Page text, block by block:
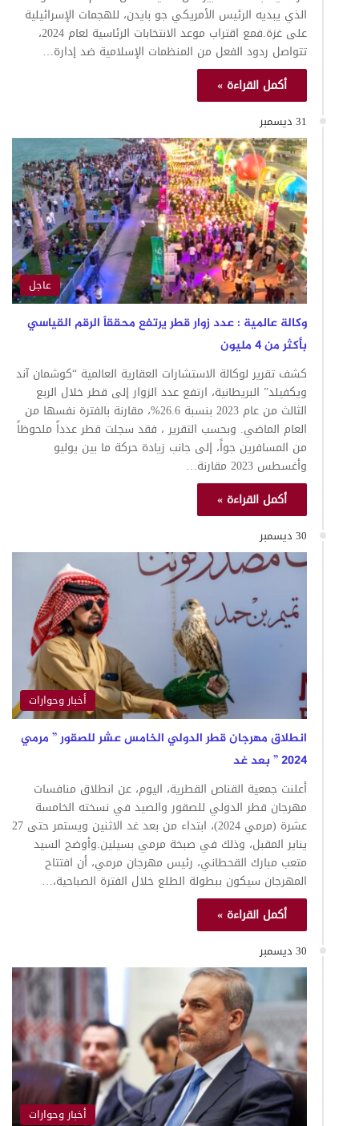
الذي يبديه الرئيس الأمريكي جو بايدن، للهجمات الإسرائيلية
على غزة.فمع اقتراب موعد الانتخابات الرئاسية لعام 2024،
تتواصل ردود الفعل من المنظمات الإسلامية ضد إدارة…
أكمل القراءة »
31 ديسمبر
عاجل
وكالة عالمية : عدد زوار قطر يرتفع محققاً الرقم القياسي
بأكثر من 4 مليون
كشف تقرير لوكالة الاستشارات العقارية العالمية “كوشمان آند
ويكفيلد” البريطانية، ارتفع عدد الزوار إلى قطر خلال الربع
الثالث من عام 2023 بنسبة 26.6%، مقارنة بالفترة نفسها من
العام الماضي. وبحسب التقرير ، فقد سجلت قطر عدداً ملحوظاً
من المسافرين جواً، إلى جانب زيادة حركة ما بين يوليو
وأغسطس 2023 مقارنة…
أكمل القراءة »
30 ديسمبر
أخبار وحوارات
انطلاق مهرجان قطر الدولي الخامس عشر للصقور ” مرمي
2024 ” بعد غد
أعلنت جمعية القناص القطرية، اليوم، عن انطلاق منافسات
مهرجان قطر الدولي للصقور والصيد في نسخته الخامسة
عشرة (مرمي 2024)، ابتداء من بعد غد الاثنين ويستمر حتى 27
يناير المقبل، وذلك في صبخة مرمي بسيلين.وأوضح السيد
متعب مبارك القحطاني، رئيس مهرجان مرمي، أن افتتاح
المهرجان سيكون ببطولة الطلع خلال الفترة الصباحية،…
أكمل القراءة »
30 ديسمبر
أخبار وحوارات